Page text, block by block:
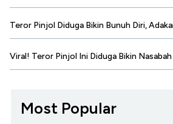
Teror Pinjol Diduga Bikin Bunuh Diri,
Viral! Teror Pinjol Ini Diduga Bikin
Most Popular